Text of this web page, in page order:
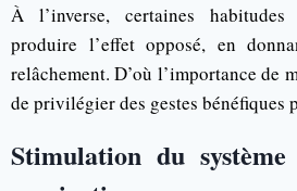
À l’inverse, certaines habitudes
produire l’effet opposé, en
relâchement. D’où l’importance de
de privilégier des gestes
Stimulation du